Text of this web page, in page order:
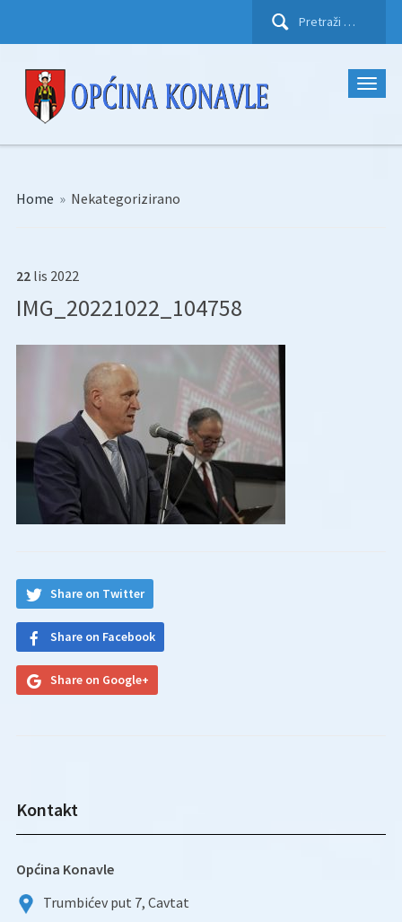
Pretraži:
Home » Nekategorizirano
22 lis 2022
IMG_20221022_104758
Share on Twitter
Share on Facebook
Share on Google+
Kontakt
Općina Konavle
Trumbićev put 7, Cavtat